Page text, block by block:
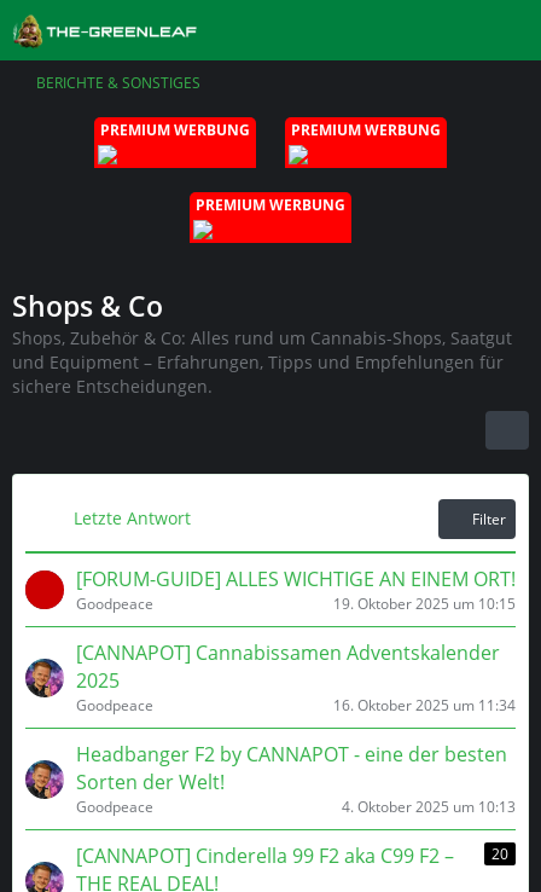
BERICHTE & SONSTIGES
PREMIUM WERBUNG PREMIUM WERBUNG
PREMIUM WERBUNG
Shops & Co
Shops, Zubehör & Co: Alles rund um Cannabis-Shops, Saatgut
und Equipment – Erfahrungen, Tipps und Empfehlungen für
sichere Entscheidungen.
Letzte Antwort Filter
[FORUM-GUIDE] ALLES WICHTIGE AN EINEM ORT!
Goodpeace 19. Oktober 2025 um 10:15
[CANNAPOT] Cannabissamen Adventskalender
2025
Goodpeace 16. Oktober 2025 um 11:34
Headbanger F2 by CANNAPOT - eine der besten
Sorten der Welt!
Goodpeace 4. Oktober 2025 um 10:13
[CANNAPOT] Cinderella 99 F2 aka C99 F2 –
THE REAL DEAL!
20